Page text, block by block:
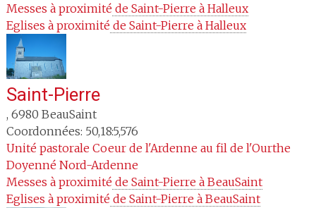
Messes à proximité de Saint-Pierre à Halleux
Eglises à proximité de Saint-Pierre à Halleux
Saint-Pierre
, 6980 BeauSaint
Coordonnées: 50,18:5,576
Unité pastorale Coeur de l'Ardenne au fil de l'Ourthe
Doyenné Nord-Ardenne
Messes à proximité de Saint-Pierre à BeauSaint
Eglises à proximité de Saint-Pierre à BeauSaint